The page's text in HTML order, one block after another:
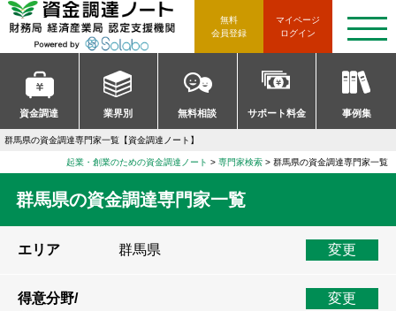
マイページ
ログイン
無料
会員登録
資金調達 業界別 無料相談 サポート料金 事例集
t
o
g
l
e
n
a
g
a
n
群馬県の資金調達専門家一覧【資金調達ノート】
起業・創業のための資金調達ノート >専門家検索 >群馬県の資金調達専門家一覧
群馬県の資金調達専門家一覧
エリア 群馬県 変更
得意分野/
変更